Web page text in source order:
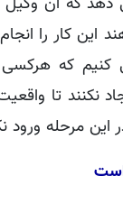
این کار را
که هرکسی
نکنند تا
این مرحله ورود